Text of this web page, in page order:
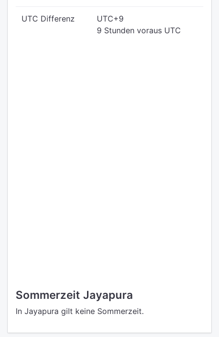
UTC Differenz
UTC+9
9 Stunden voraus UTC
Sommerzeit Jayapura
In Jayapura gilt keine Sommerzeit.